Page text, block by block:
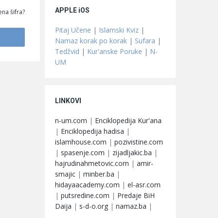
šifra? APPLE iOS
Pitaj Učene | Islamski Kviz |
Namaz korak po korak | Sufara |
Tedžvid | Kur'anske Poruke | N-
UM
LINKOVI
n-um.com | Enciklopedija Kur'ana
| Enciklopedija hadisa |
islamhouse.com | pozivistine.com
| spasenje.com | zijadljakic.ba |
hajrudinahmetovic.com | amir-
smajic | minber.ba |
hidayaacademy.com | el-asr.com
| putsredine.com | Predaje BiH
Daija | s-d-o.org | namaz.ba |